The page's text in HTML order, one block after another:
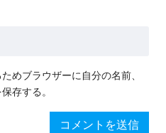
めブラウザーに自分の名前、
存する。